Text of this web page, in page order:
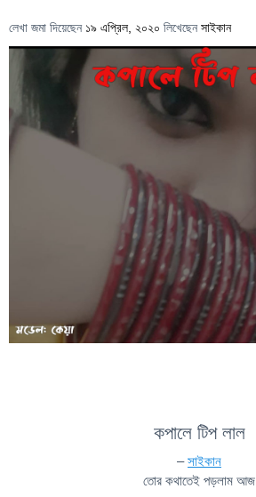
লেখা জমা দিয়েছেন ১৯ এপ্রিল, ২০২০ লিখেছেন সাইকান
কপালে টিপ লাল
–সাইকান
তোর কথাতেই পড়লাম আজ